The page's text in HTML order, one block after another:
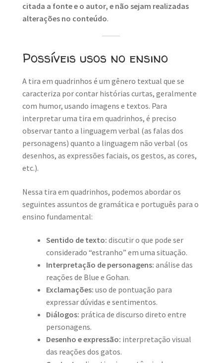
citada a fonte e o autor, e não sejam realizadas
alterações no conteúdo.
Possíveis usos no ensino
A tira em quadrinhos é um gênero textual que se
caracteriza por contar histórias curtas, geralmente
com humor, usando imagens e textos. Para
interpretar uma tira em quadrinhos, é preciso
observar tanto a linguagem verbal (as falas dos
personagens) quanto a linguagem não verbal (os
desenhos, as expressões faciais, os gestos, as cores,
etc.).
Nessa tira em quadrinhos, podemos abordar os
seguintes assuntos de gramática e português para o
ensino fundamental:
Sentido de texto: discutir o que pode ser
considerado “estranho” em uma situação.
Interpretação de personagens: análise das
reações de Blue e Gohan.
Exclamações: uso de pontuação para
expressar dúvidas e sentimentos.
Diálogos: prática de discurso direto entre
personagens.
Desenho e expressão: interpretação visual
das reações dos gatos.